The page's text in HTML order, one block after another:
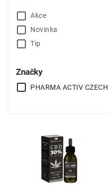
Akce
Novinka
Tip
Značky
PHARMA ACTIV CZECH